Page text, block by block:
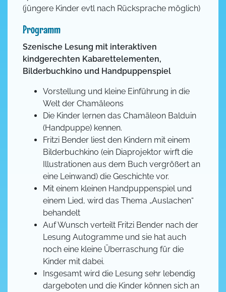
(jüngere Kinder evtl nach Rücksprache möglich)
Programm
Szenische Lesung mit interaktiven
kindgerechten Kabarettelementen,
Bilderbuchkino und Handpuppenspiel
Vorstellung und kleine Einführung in die
Welt der Chamäleons
Die Kinder lernen das Chamäleon Balduin
(Handpuppe) kennen.
Fritzi Bender liest den Kindern mit einem
Bilderbuchkino (ein Diaprojektor wirft die
Illustrationen aus dem Buch vergrößert an
eine Leinwand) die Geschichte vor.
Mit einem kleinen Handpuppenspiel und
einem Lied, wird das Thema „Auslachen“
behandelt
Auf Wunsch verteilt Fritzi Bender nach der
Lesung Autogramme und sie hat auch
noch eine kleine Überraschung für die
Kinder mit dabei.
Insgesamt wird die Lesung sehr lebendig
dargeboten und die Kinder können sich an